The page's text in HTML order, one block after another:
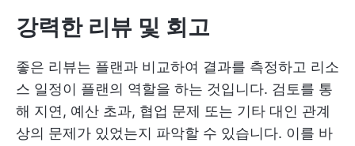
강력한 리뷰 및 회고
좋은 리뷰는 플랜과 비교하여 결과를 측정하고 리소
스 일정이 플랜의 역할을 하는 것입니다. 검토를 통
해 지연, 예산 초과, 협업 문제 또는 기타 대인 관계
상의 문제가 있었는지 파악할 수 있습니다. 이를 바